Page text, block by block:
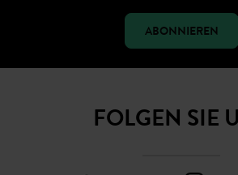
ABONNIEREN
FOLGEN SIE